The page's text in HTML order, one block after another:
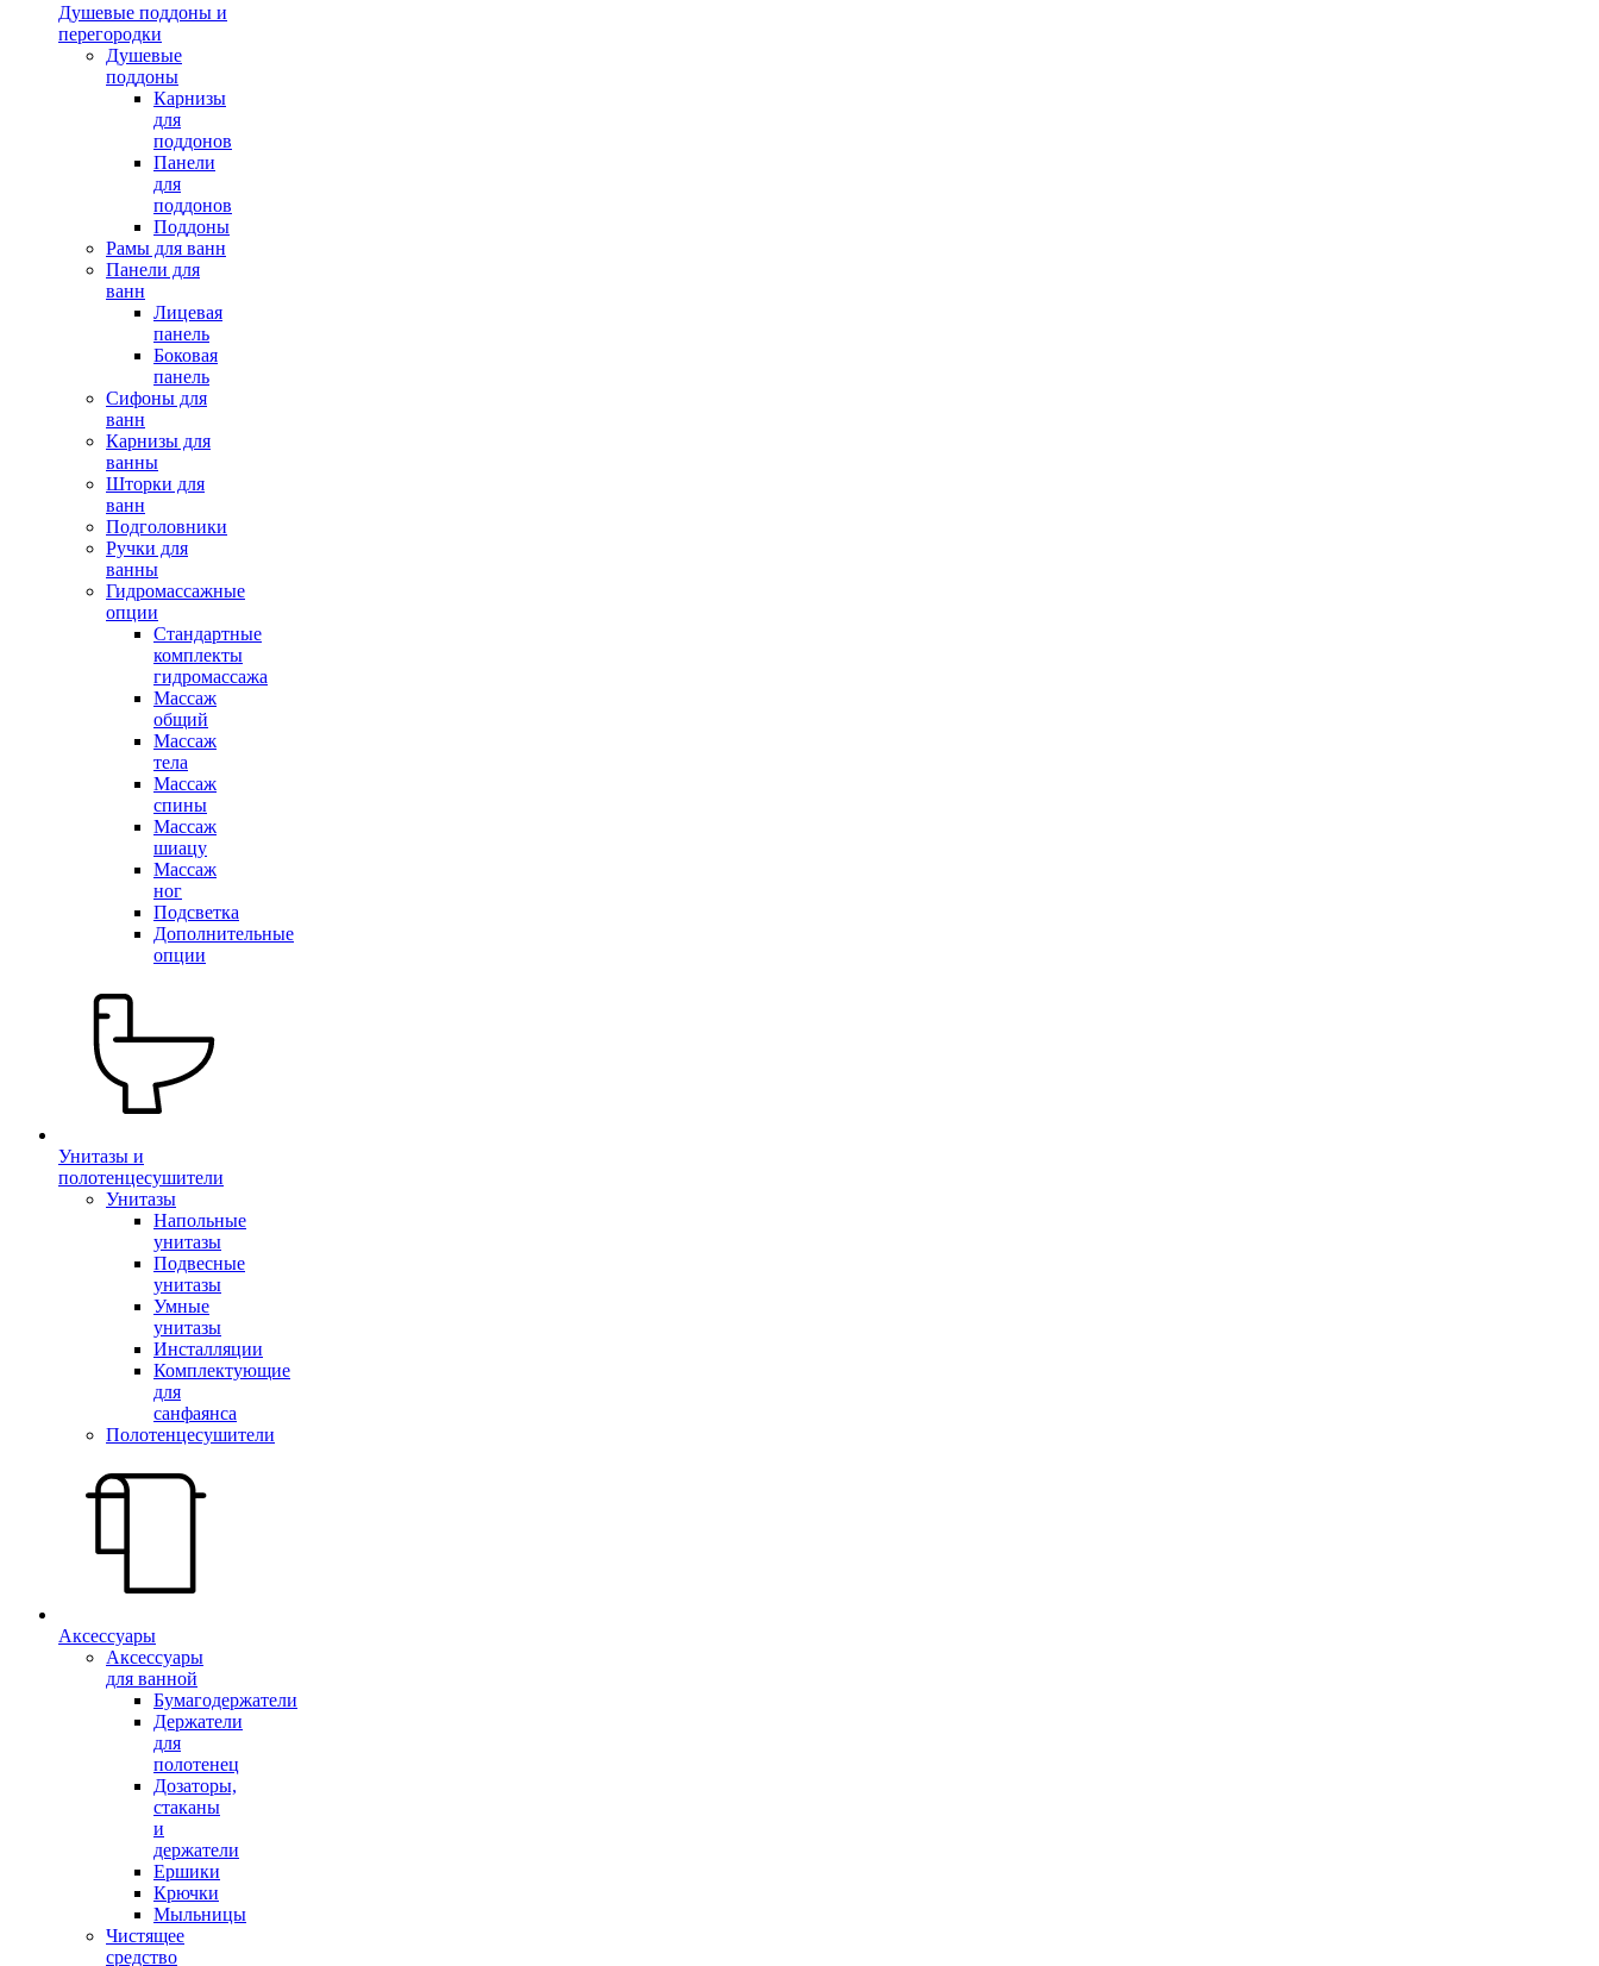
Душевые поддоны и
перегородки
Душевые
поддоны
Карнизы
для
поддонов
Панели
для
поддонов
Поддоны
Рамы для ванн
Панели для
ванн
Лицевая
панель
Боковая
панель
Сифоны для
ванн
Карнизы для
ванны
Шторки для
ванн
Подголовники
Ручки для
ванны
Гидромассажные
опции
Стандартные
комплекты
гидромассажа
Массаж
общий
Массаж
тела
Массаж
спины
Массаж
шиацу
Массаж
ног
Подсветка
Дополнительные
опции
Унитазы и
полотенцесушители
Унитазы
Напольные
унитазы
Подвесные
унитазы
Умные
унитазы
Инсталляции
Комплектующие
для
санфаянса
Полотенцесушители
Аксессуары
Аксессуары
для ванной
Бумагодержатели
Держатели
для
полотенец
Дозаторы,
стаканы
и
держатели
Ершики
Крючки
Мыльницы
Чистящее
средство